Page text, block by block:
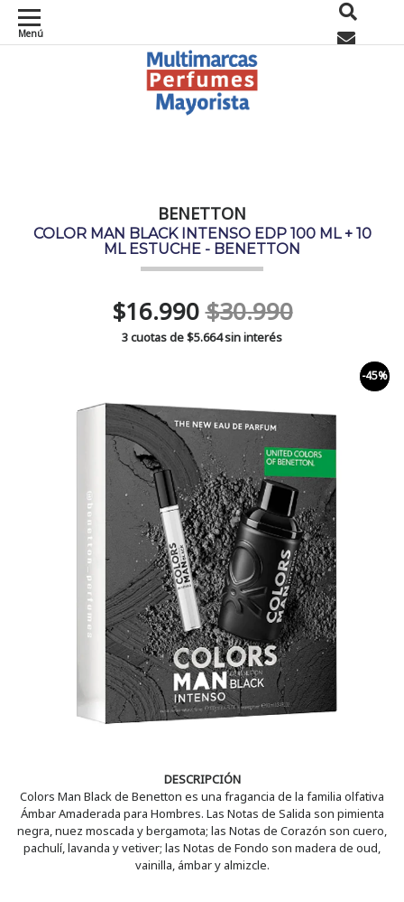
Menú
BENETTON
COLOR MAN BLACK INTENSO EDP 100 ML + 10
ML ESTUCHE - BENETTON
$16.990$30.990
3 cuotas de$5.664sin interés
-45%
DESCRIPCIÓN
Colors Man Black de Benetton es una fragancia de la familia olfativa
Ámbar Amaderada para Hombres. Las Notas de Salida son pimienta
negra, nuez moscada y bergamota; las Notas de Corazón son cuero,
pachulí, lavanda y vetiver; las Notas de Fondo son madera de oud,
vainilla, ámbar y almizcle.